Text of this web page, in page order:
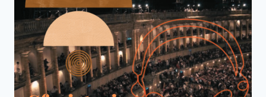
PROGETTO
ACCESSIBILITÀ
L’ARENA
MACERATESE